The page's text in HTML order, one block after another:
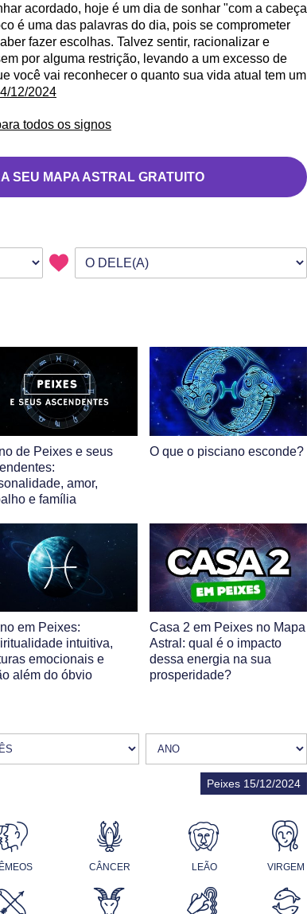
acordado, hoje é um dia de sonhar "com a cabeça
é uma das palavras do dia, pois se comprometer
fazer escolhas. Talvez sentir, racionalizar e
por alguma restrição, levando a um excesso de
você vai reconhecer o quanto sua vida atual tem um
12/2024
todos os signos
SEU MAPA ASTRAL GRATUITO
de Peixes e seus
amor,
e família
O que o pisciano esconde?
em Peixes:
intuitiva,
emocionais e
além do óbvio
Casa 2 em Peixes no Mapa
Astral: qual é o impacto
dessa energia na sua
prosperidade?
Peixes 15/12/2024
CÂNCER LEÃO VIRGEM